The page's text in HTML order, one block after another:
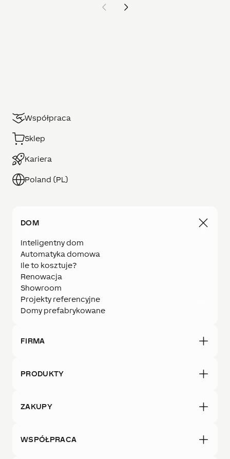
Współpraca
Sklep
Kariera
Poland (PL)
DOM
Inteligentny dom
Automatyka domowa
Ile to kosztuje?
Renowacja
Showroom
Projekty referencyjne
Domy prefabrykowane
FIRMA
PRODUKTY
ZAKUPY
WSPÓŁPRACA